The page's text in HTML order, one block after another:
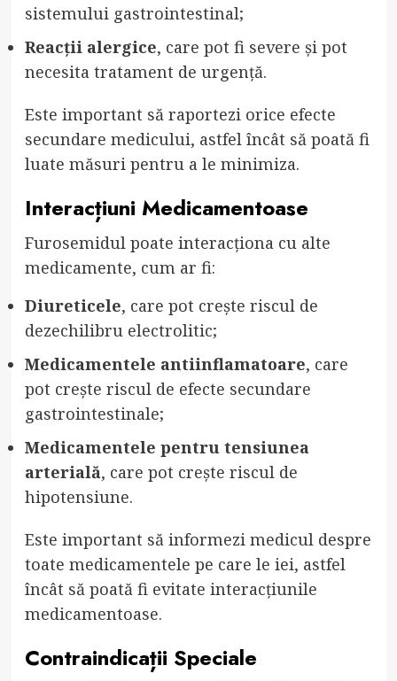
sistemului gastrointestinal;
Reacții alergice, care pot fi severe și pot
necesita tratament de urgență.
Este important să raportezi orice efecte
secundare medicului, astfel încât să poată fi
luate măsuri pentru a le minimiza.
Interacțiuni Medicamentoase
Furosemidul poate interacționa cu alte
medicamente, cum ar fi:
Diureticele, care pot crește riscul de
dezechilibru electrolitic;
Medicamentele antiinflamatoare, care
pot crește riscul de efecte secundare
gastrointestinale;
Medicamentele pentru tensiunea
arterială, care pot crește riscul de
hipotensiune.
Este important să informezi medicul despre
toate medicamentele pe care le iei, astfel
încât să poată fi evitate interacțiunile
medicamentoase.
Contraindicații Speciale